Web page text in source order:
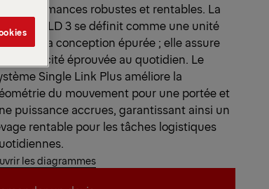
des performances robustes et rentables. La
PK 17.001 SLD 3 se définit comme une unité
robuste à la conception épurée ; elle assure
une efficacité éprouvée au quotidien. Le
Single Link Plus améliore la
du mouvement pour une portée et
puissance accrues, garantissant ainsi un
rentable pour les tâches logistiques
les diagrammes